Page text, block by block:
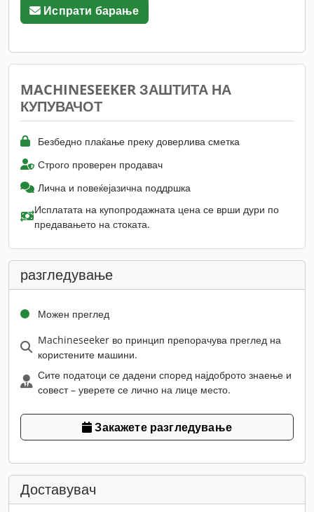
Испрати барање
MACHINESEEKER ЗАШТИТА НА
КУПУВАЧОТ
Безбедно плаќање преку доверлива сметка
Строго проверен продавач
Лична и повеќејазична поддршка
Исплатата на купопродажната цена се врши дури по
предавањето на стоката.
разгледување
Можен преглед
Machineseeker во принцип препорачува преглед на
користените машини.
Сите податоци се дадени според најдоброто знаење и
совест – уверете се лично на лице место.
Закажете разгледување
Доставувач